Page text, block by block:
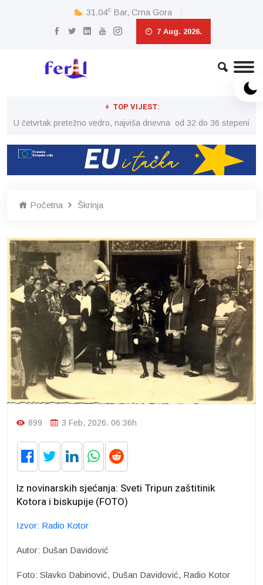
31.04c Bar, Crna Gora
7 Aug. 2026.
TOP VIJEST:
U četvrtak pretežno vedro, najviša dnevna od 32 do 36 stepeni
Početna Škrinja
899 3 Feb, 2026. 06:36h
Iz novinarskih sjećanja: Sveti Tripun zaštitinik
Kotora i biskupije (FOTO)
Izvor: Radio Kotor
Autor: Dušan Davidović
Foto: Slavko Dabinović, Dušan Davidović, Radio Kotor